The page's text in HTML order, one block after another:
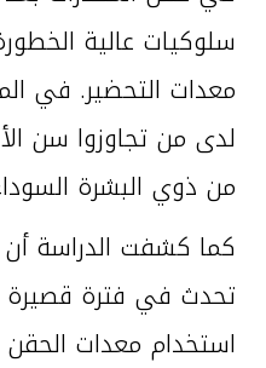
سلوكيات عالية
معدات التحضير. في
لدى من تجاوزوا سن
من ذوي البشرة
كما كشفت الدراسة
تحدث في فترة قصيرة
استخدام معدات